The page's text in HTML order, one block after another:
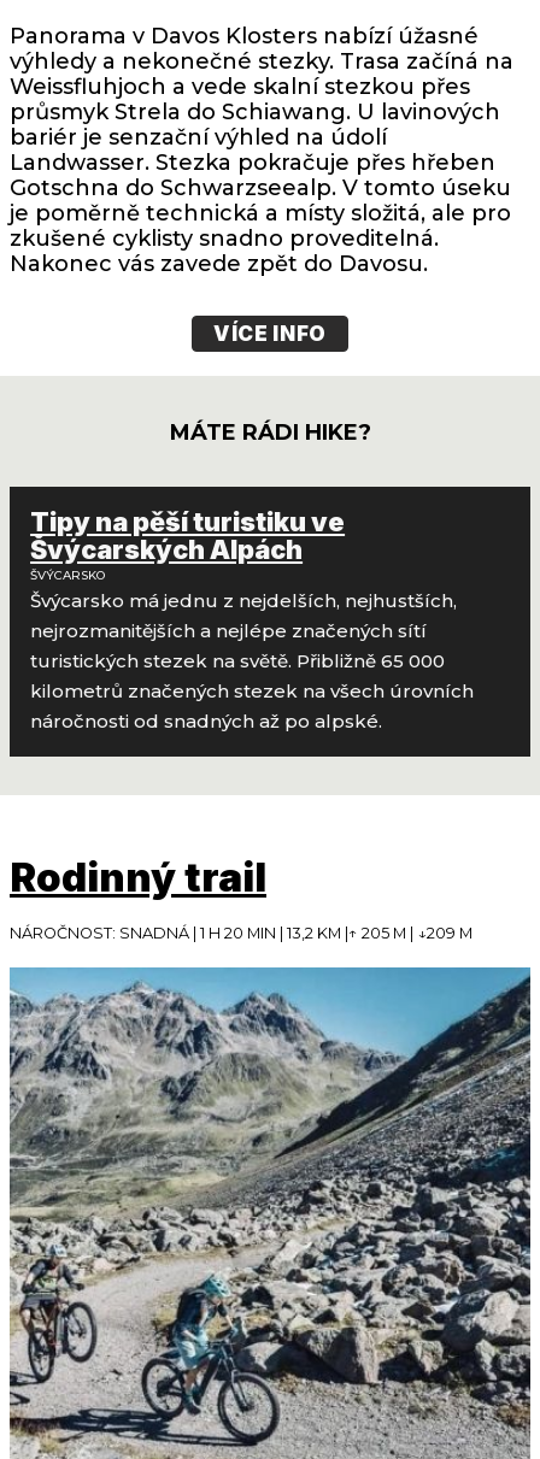
Panorama v Davos Klosters nabízí úžasné
výhledy a nekonečné stezky. Trasa začíná na
Weissfluhjoch a vede skalní stezkou přes
průsmyk Strela do Schiawang. U lavinových
bariér je senzační výhled na údolí
Landwasser. Stezka pokračuje přes hřeben
Gotschna do Schwarzseealp. V tomto úseku
je poměrně technická a místy složitá, ale pro
zkušené cyklisty snadno proveditelná.
Nakonec vás zavede zpět do Davosu.
VÍCE INFO
MÁTE RÁDI HIKE?
Tipy na pěší turistiku ve
Švýcarských Alpách
ŠVÝCARSKO
Švýcarsko má jednu z nejdelších, nejhustších,
nejrozmanitějších a nejlépe značených sítí
turistických stezek na světě. Přibližně 65 000
kilometrů značených stezek na všech úrovních
náročnosti od snadných až po alpské.
Rodinný trail
NÁROČNOST: SNADNÁ | 1 H 20 MIN | 13,2 KM |↑ 205 M | ↓209 M